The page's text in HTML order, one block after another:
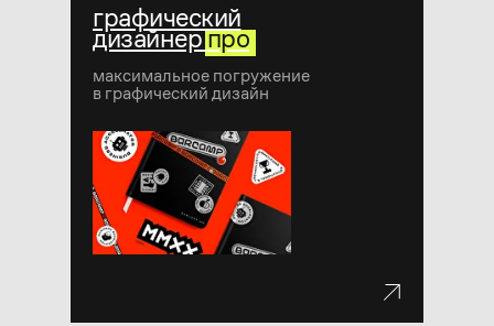
максимальное погружение
в графический дизайн
графический
дизайнерпро